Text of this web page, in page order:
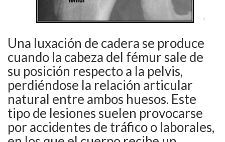
Una luxación de cadera se produce
cuando la cabeza del fémur sale de
su posición respecto a la pelvis,
perdiéndose la relación articular
natural entre ambos huesos. Este
tipo de lesiones suelen provocarse
por accidentes de tráfico o laborales,